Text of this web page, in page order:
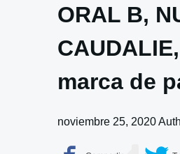
ORAL B,
marca de
noviembre 25, 2020